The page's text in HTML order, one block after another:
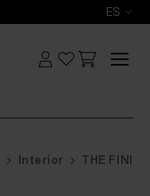
ES
Interior
THE